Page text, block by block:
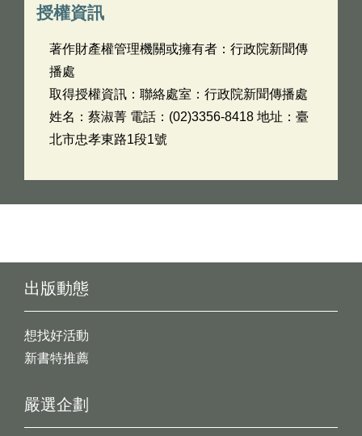
授權資訊
著作財產權管理機關或擁有者：行政院新聞傳
播處
取得授權資訊：聯絡處室：行政院新聞傳播處
姓名：蔡淑菁 電話：(02)3356-8418 地址：臺
北市忠孝東路1段1號
出版動態
想找好活動
新書特推薦
嚴選企劃